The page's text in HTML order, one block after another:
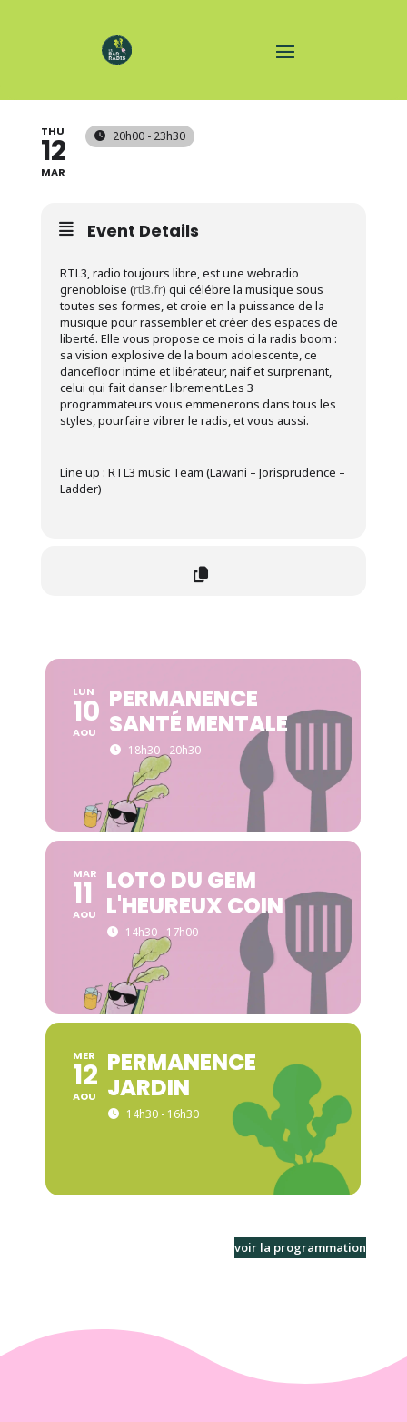
THU
12
MAR
20h00 - 23h30
Event Details
RTL3, radio toujours libre, est une webradio
grenobloise (rtl3.fr) qui célébre la musique sous
toutes ses formes, et croie en la puissance de la
musique pour rassembler et créer des espaces de
liberté. Elle vous propose ce mois ci la radis boom :
sa vision explosive de la boum adolescente, ce
dancefloor intime et libérateur, naif et surprenant,
celui qui fait danser librement.Les 3
programmateurs vous emmenerons dans tous les
styles, pourfaire vibrer le radis, et vous aussi.
Line up : RTL3 music Team (Lawani – Jorisprudence –
Ladder)
LUN
10
AOU
PERMANENCE
SANTÉ MENTALE
18h30 - 20h30
MAR
11
AOU
LOTO DU GEM
L'HEUREUX COIN
14h30 - 17h00
MER
12
AOU
PERMANENCE
JARDIN
14h30 - 16h30
voir la programmation